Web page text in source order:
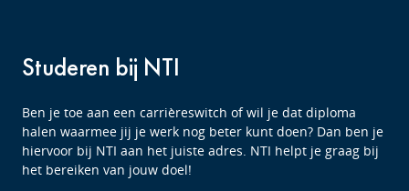
Studeren bij NTI
Ben je toe aan een carrièreswitch of wil je dat diploma
halen waarmee jij je werk nog beter kunt doen? Dan ben je
hiervoor bij NTI aan het juiste adres. NTI helpt je graag bij
het bereiken van jouw doel!